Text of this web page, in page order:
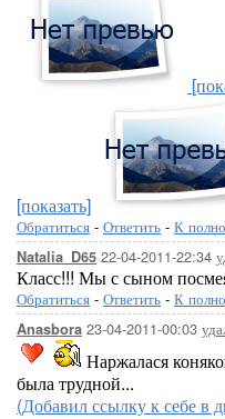
[показать]
Обратиться - Ответить - К
Natalia_D65 22-04-2011-22:34
Класс!!! Мы с сыном
Обратиться - Ответить - К
Anasbora 23-04-2011-00:03
Наржалася
была трудной...
(Добавил ссылку к себе в